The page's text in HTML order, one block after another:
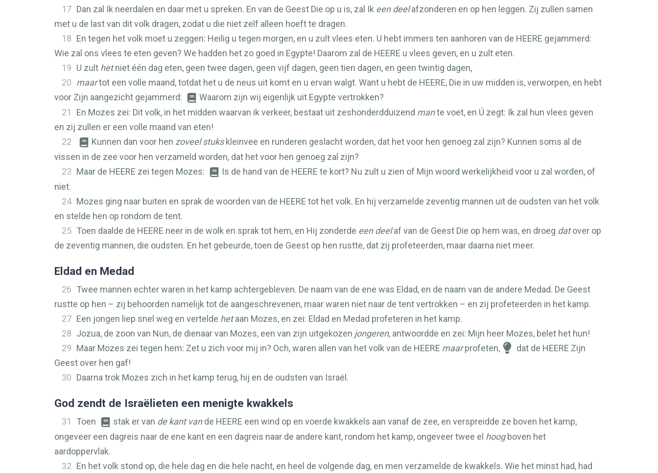
17 Dan zal Ik neerdalen en daar met u spreken. En van de Geest Die op u is, zal Ik een deelafzonderen en op hen leggen. Zij zullen samen
met u de last van dit volk dragen, zodat u die niet zelf alleen hoeft te dragen.
18 En tegen het volk moet u zeggen: Heilig u tegen morgen, en u zult vlees eten. U hebt immers ten aanhoren van de HEERE gejammerd:
Wie zal ons vlees te eten geven? We hadden het zo goed in Egypte! Daarom zal de HEERE u vlees geven, en u zult eten.
19 U zult hetniet één dag eten, geen twee dagen, geen vijf dagen, geen tien dagen, en geen twintig dagen,
20 maartot een volle maand, totdat het u de neus uit komt en u ervan walgt. Want u hebt de HEERE, Die in uw midden is, verworpen, en hebt
voor Zijn aangezicht gejammerd:
Waarom zijn wij eigenlijk uit Egypte vertrokken?
21
En Mozes zei: Dit volk, in het midden waarvan ik verkeer, bestaat uit zeshonderdduizend mante voet, en Ú zegt: Ik zal hun vlees geven
en zij zullen er een volle maand van eten!
22
Kunnen dan voor hen zoveel stukskleinvee en runderen geslacht worden, dat het voor hen genoeg zal zijn? Kunnen soms al de
vissen in de zee voor hen verzameld worden, dat het voor hen genoeg zal zijn?
23 Maar de HEERE zei tegen Mozes: Is de hand van de HEERE te kort? Nu zult u zien of Mijn woord werkelijkheid voor u zal worden, of
niet.
24 Mozes ging naar buiten en sprak de woorden van de HEERE tot het volk. En hij verzamelde zeventig mannen uit de oudsten van het volk
en stelde hen op rondom de tent.
25 Toen daalde de HEERE neer in de wolk en sprak tot hem, en Hij zonderde een deelaf van de Geest Die op hem was, en droeg datover op
de zeventig mannen, die oudsten. En het gebeurde, toen de Geest op hen rustte, dat zij profeteerden, maar daarna niet meer.
Eldad en Medad
26 Twee mannen echter waren in het kamp achtergebleven. De naam van de ene was Eldad, en de naam van de andere Medad. De Geest
rustte op hen – zij behoorden namelijk tot de aangeschrevenen, maar waren niet naar de tent vertrokken – en zij profeteerden in het kamp.
27 Een jongen liep snel weg en vertelde hetaan Mozes, en zei: Eldad en Medad profeteren in het kamp.
28 Jozua, de zoon van Nun, de dienaar van Mozes, een van zijn uitgekozen jongeren, antwoordde en zei: Mijn heer Mozes, belet het hun!
29 Maar Mozes zei tegen hem: Zet u zich voor mij in? Och, waren allen van het volk van de HEERE maarprofeten, dat de HEERE Zijn
Geest over hen gaf!
30 Daarna trok Mozes zich in het kamp terug, hij en de oudsten van Israël.
God zendt de Israëlieten een menigte kwakkels
31 Toen stak er van de kant vande HEERE een wind op en voerde kwakkels aan vanaf de zee, en verspreidde ze boven het kamp,
ongeveer een dagreis naar de ene kant en een dagreis naar de andere kant, rondom het kamp, ongeveer twee el hoogboven het
aardoppervlak.
32 En het volk stond op, die hele dag en die hele nacht, en heel de volgende dag, en men verzamelde de kwakkels. Wie het minst had, had